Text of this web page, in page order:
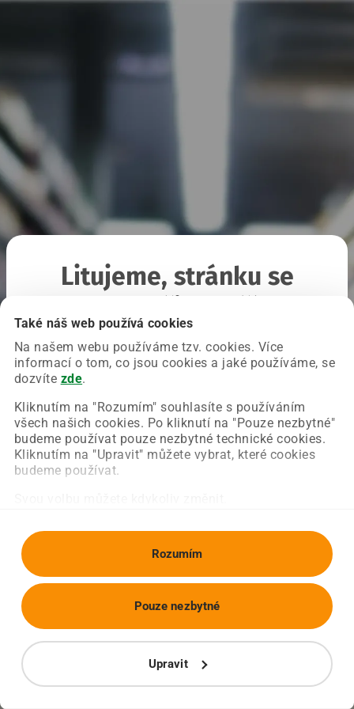
Také náš web používá cookies
Na našem webu používáme tzv. cookies. Více
informací o tom, co jsou cookies a jaké používáme, se
dozvíte zde.
Kliknutím na "Rozumím" souhlasíte s používáním
všech našich cookies. Po kliknutí na "Pouze nezbytné"
budeme používat pouze nezbytné technické cookies.
Kliknutím na "Upravit" můžete vybrat, které cookies
budeme používat.
Rozumím
Upravit
Pouze nezbytné
Litujeme, stránku se
Chyba nastala na naší straně a už ji opravujeme.
Zkuste prosím znovu načíst požadovanou stránku.
Obnovit stránku Úvodní strana